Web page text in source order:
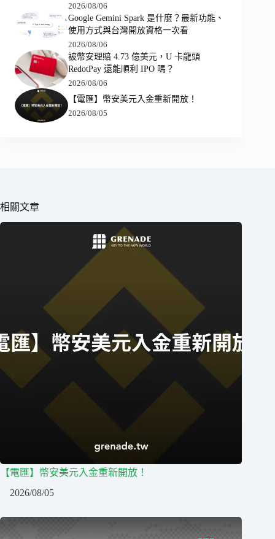
2026/08/06
Google Gemini Spark 是什麼？最新功能、
使用方式與台灣開放資格一次看
2026/08/06
被幣安理賠 4.73 億美元，U 卡龍頭
RedotPay 還能順利 IPO 嗎？
2026/08/06
【電匯】幣安美元入金重新開放！
2026/08/05
相關文章
【電匯】幣安美元入金重新開放！
2026/08/05